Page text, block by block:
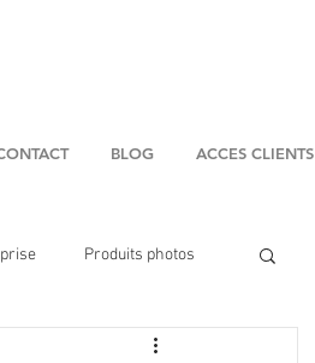
BLOG ACCES CLIENTS
Produits photos